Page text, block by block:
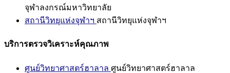
จุฬาลงกรณ์มหาวิทยาลัย
สถานีวิทยุแห่งจุฬาฯ สถานีวิทยุแห่งจุฬาฯ
บริการตรวจวิเคราะห์คุณภาพ
ศูนย์วิทยาศาสตร์ฮาลาล ศูนย์วิทยาศาสตร์ฮาลาล